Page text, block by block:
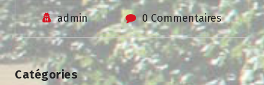
admin 0 Commentaires
Catégories